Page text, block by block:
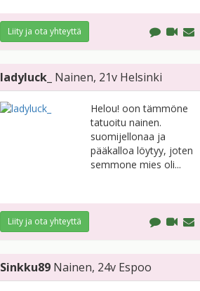
Liity ja ota yhteyttä
ladyluck_ Nainen, 21v Helsinki
Helou! oon tämmöne
tatuoitu nainen.
suomijellonaa ja
pääkalloa löytyy, joten
semmone mies oli...
Liity ja ota yhteyttä
Sinkku89 Nainen, 24v Espoo